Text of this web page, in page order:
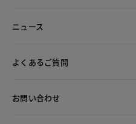
ニュース
よくあるご質問
お問い合わせ